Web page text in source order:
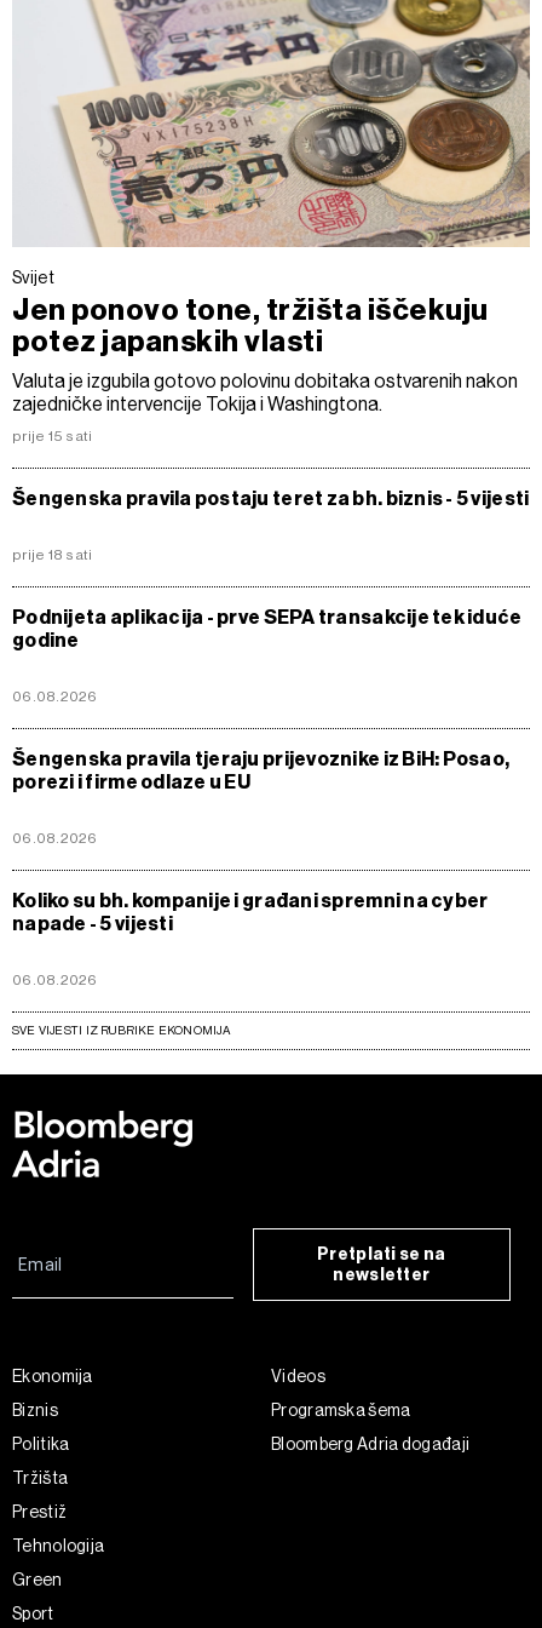
Svijet
Jen ponovo tone, tržišta iščekuju
potez japanskih vlasti
Valuta je izgubila gotovo polovinu dobitaka ostvarenih nakon
zajedničke intervencije Tokija i Washingtona.
prije 15 sati
Šengenska pravila postaju teret za bh. biznis - 5 vijesti
prije 18 sati
Podnijeta aplikacija - prve SEPA transakcije tek iduće
godine
06.08.2026
Šengenska pravila tjeraju prijevoznike iz BiH: Posao,
porezi i firme odlaze u EU
06.08.2026
Koliko su bh. kompanije i građani spremni na cyber
napade - 5 vijesti
06.08.2026
SVE VIJESTI IZ RUBRIKE EKONOMIJA
Pretplati se na
newsletter
Ekonomija
Biznis
Politika
Tržišta
Prestiž
Tehnologija
Green
Sport
Videos
Programska šema
Bloomberg Adria događaji